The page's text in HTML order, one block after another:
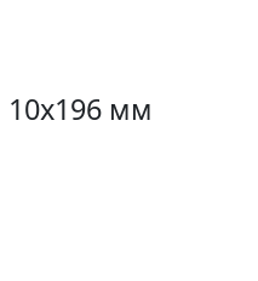
10x196 мм